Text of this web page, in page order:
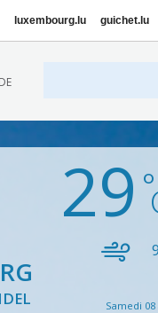
luxembourg.lu guichet.lu
DE
29
9
Samedi 08